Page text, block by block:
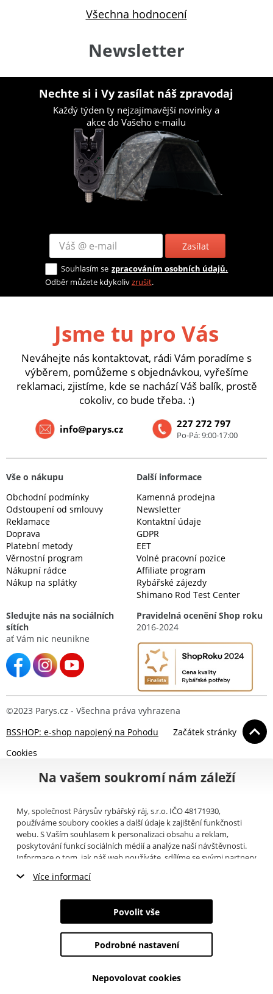
Všechna hodnocení
Newsletter
Nechte si i Vy zasílat náš zpravodaj
Každý týden ty nejzajímavější novinky a
akce do Vašeho e-mailu
Zasílat
Souhlasím se zpracováním osobních údajů.
Odběr můžete kdykolivzrušit.
Jsme tu pro Vás
Neváhejte nás kontaktovat, rádi Vám poradíme s
výběrem, pomůžeme s objednávkou, vyřešíme
reklamaci, zjistíme, kde se nachází Váš balík, prostě
cokoliv, co bude třeba. :)
227 272 797
Po-Pá: 9:00-17:00
info@parys.cz
Vše o nákupu
Obchodní podmínky
Odstoupení od smlouvy
Reklamace
Doprava
Platební metody
Věrnostní program
Nákupní rádce
Nákup na splátky
Další informace
Kamenná prodejna
Newsletter
Kontaktní údaje
GDPR
EET
Volné pracovní pozice
Affiliate program
Rybářské zájezdy
Shimano Rod Test Center
Sledujte nás na sociálních
sítích
ať Vám nic neunikne
Pravidelná ocenění Shop roku
2016-2024
©2023 Parys.cz - Všechna práva vyhrazena
BSSHOP: e-shop napojený na Pohodu
Začátek stránky
Cookies
Na vašem soukromí nám záleží
My, společnost Párysův rybářský ráj, s.r.o. IČO 48171930,
používáme soubory cookies a další údaje k zajištění funkčnosti
webu. S Vaším souhlasem k personalizaci obsahu a reklam,
poskytování funkcí sociálních médií a analýze naší návštěvnosti.
Informace o tom, jak náš web používáte, sdílíme se svými partnery
můžete přečíst, jak tyto informace Google používá. Partneři tyto
poskytli nebo které získali v důsledku toho, že používáte jejich
služby. Tyto údaje zahrnují cookies, data z dalších úložišť, IP
adresu a další informace spojené s prohlížením webu. Svůj souhlas
Více informací
Nezbytné cookies
Marketingové cookies
Analytické cookies
Údaje o uživatelích
Povolit vše
Podrobné nastavení
Nepovolovat cookies